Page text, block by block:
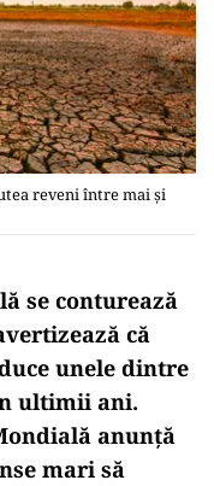
reveni între mai și
se conturează
că
unele dintre
ultimii ani.
anunță
mari să